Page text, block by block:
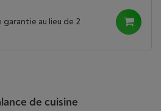
au lieu de 2
de cuisine